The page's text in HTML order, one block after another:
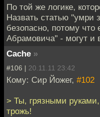
По той же логике,
Назвать статью "умри
безопасно, потому что
Абрамовича" - могут и
Cache »
#106 | 20.11.11 23:42
Кому: Сир Йожег, #102
> Ты, грязными
трожь!